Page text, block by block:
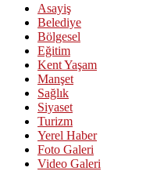
Asayiş
Belediye
Bölgesel
Eğitim
Kent Yaşam
Manşet
Sağlık
Siyaset
Turizm
Yerel Haber
Foto Galeri
Video Galeri